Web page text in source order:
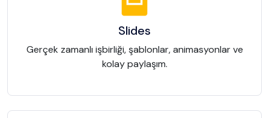
Slides
Gerçek zamanlı işbirliği, şablonlar, animasyonlar ve
kolay paylaşım.